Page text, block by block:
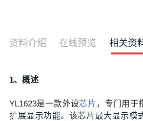
资料介绍 在线预览 相关资
1、概述
YL1623是一款外设芯片 ，专门用于
扩展显示功能。该芯片最大显示模